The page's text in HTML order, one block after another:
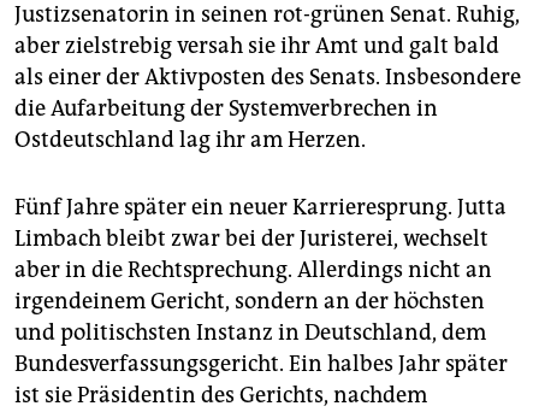
Justizsenatorin in seinen rot-grünen Senat. Ruhig,
aber zielstrebig versah sie ihr Amt und galt bald
als einer der Aktivposten des Senats. Insbesondere
die Aufarbeitung der Systemverbrechen in
Ostdeutschland lag ihr am Herzen.
Fünf Jahre später ein neuer Karrieresprung. Jutta
Limbach bleibt zwar bei der Juristerei, wechselt
aber in die Rechtsprechung. Allerdings nicht an
irgendeinem Gericht, sondern an der höchsten
und politischsten Instanz in Deutschland, dem
Bundesverfassungsgericht. Ein halbes Jahr später
ist sie Präsidentin des Gerichts, nachdem